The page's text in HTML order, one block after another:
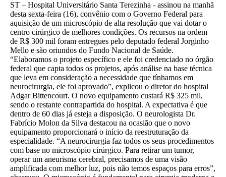
ST – Hospital Universitário Santa Terezinha - assinou na manhã
desta sexta-feira (16), convênio com o Governo Federal para
aquisição de um microscópio de alta resolução que vai dotar o
centro cirúrgico de melhores condições. Os recursos na ordem
de R$ 300 mil foram entregues pelo deputado federal Jorginho
Mello e são oriundos do Fundo Nacional de Saúde.
“Elaboramos o projeto específico e ele foi credenciado no órgão
federal que capta todos os projetos, após análise na base técnica
que leva em consideração a necessidade que tínhamos em
neurocirurgia, ele foi aprovado”, explicou o diretor do hospital
Adgar Bittencourt. O novo equipamento custará R$ 325 mil,
sendo o restante contrapartida do hospital. A expectativa é que
dentro de 60 dias já esteja a disposição. O neurologista Dr.
Fabrício Molon da Silva destacou na ocasião que o novo
equipamento proporcionará o início da reestruturação da
especialidade. “A neurocirurgia faz todos os seus procedimentos
com base no microscópio cirúrgico. Para retirar um tumor,
operar um aneurisma cerebral, precisamos de uma visão
amplificada com melhor luz, pois não temos espaços para erros”,